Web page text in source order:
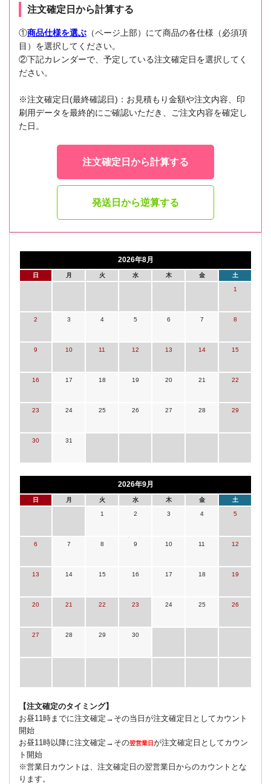
注文確定日から計算する
①商品仕様を選ぶ （ページ上部）にて商品の各仕様（必須項
目）を選択してください。
②下記カレンダーで、予定している注文確定日を選択してく
ださい。
※注文確定日(最終確認日)：お見積もり金額や注文内容、印
刷用データを最終的にご確認いただき、ご注文内容を確定し
た日。
注文確定日から計算する
発送日から逆算する
2026年8月
日 月 火 水 木 金 土
1
2 3 4 5 6 7 8
9 10 11 12 13 14 15
16 17 18 19 20 21 22
23 24 25 26 27 28 29
30 31
2026年9月
日 月 火 水 木 金 土
1 2 3 4 5
6 7 8 9 10 11 12
13 14 15 16 17 18 19
20 21 22 23 24 25 26
27 28 29 30
【注文確定のタイミング】
お昼11時までに注文確定→その当日が注文確定日としてカウント
開始
お昼11時以降に注文確定→その翌営業日が注文確定日としてカウン
ト開始
※営業日カウントは、注文確定日の翌営業日からのカウントとな
ります。